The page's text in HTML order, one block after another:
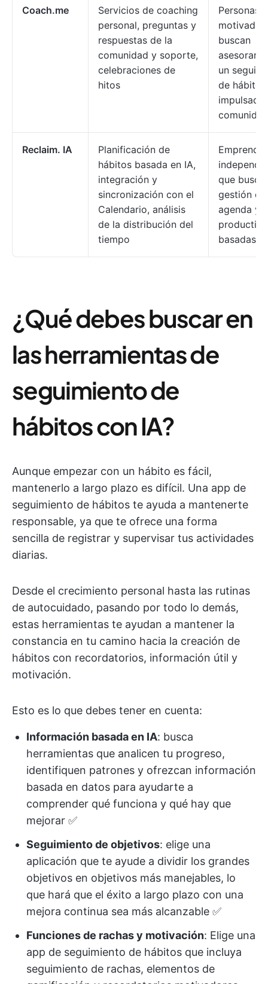
Coach.me
Servicios de coaching
personal, preguntas y
respuestas de la
comunidad y soporte,
celebraciones de
hitos
Personas
motivadas
buscan
un
de hábitos
comunidad
Reclaim. IA
Planificación de
hábitos basada en IA,
integración y
sincronización con el
Calendario, análisis
de la distribución del
tiempo
que
gestión
agenda y
basadas
¿Qué debes buscar en
las herramientas de
seguimiento de
hábitos con IA?
Aunque empezar con un hábito es fácil,
mantenerlo a largo plazo es difícil. Una app de
seguimiento de hábitos te ayuda a mantenerte
responsable, ya que te ofrece una forma
sencilla de registrar y supervisar tus actividades
diarias.
Desde el crecimiento personal hasta las rutinas
de autocuidado, pasando por todo lo demás,
estas herramientas te ayudan a mantener la
constancia en tu camino hacia la creación de
hábitos con recordatorios, información útil y
motivación.
Esto es lo que debes tener en cuenta:
Información basada en IA: busca
herramientas que analicen tu progreso,
identifiquen patrones y ofrezcan información
basada en datos para ayudarte a
comprender qué funciona y qué hay que
mejorar ✅
Seguimiento de objetivos: elige una
aplicación que te ayude a dividir los grandes
objetivos en objetivos más manejables, lo
que hará que el éxito a largo plazo con una
mejora continua sea más alcanzable ✅
Funciones de rachas y motivación: Elige una
app de seguimiento de hábitos que incluya
seguimiento de rachas, elementos de